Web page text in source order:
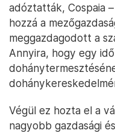
adóztatták, Cospaia
hozzá a
meggazdagodott a
Annyira, hogy egy
Végül ez hozta el a
nagyobb gazdasági